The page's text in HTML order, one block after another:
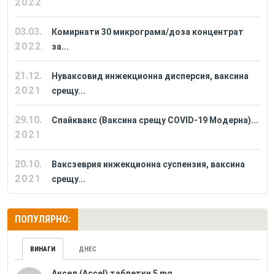
03.03.
2022
Комирнати 30 микрограма/доза концентрат
за...
21.12.
2021
Нуваксовид инжекционна дисперсия, ваксина
срещу...
29.10.
2021
Спайквакс (Ваксина срещу COVID-19 Модерна)...
20.10.
2021
Ваксзеврия инжекционна суспензия, ваксина
срещу...
ПОПУЛЯРНО:
ВИНАГИ ДНЕС